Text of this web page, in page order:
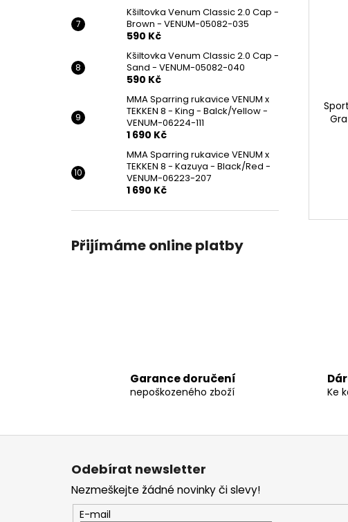
Kšiltovka Venum Classic 2.0 Cap -
Brown - VENUM-05082-035
590 Kč
Kšiltovka Venum Classic 2.0 Cap -
Sand - VENUM-05082-040
590 Kč
MMA Sparring rukavice VENUM x
TEKKEN 8 - King - Balck/Yellow -
VENUM-06224-111
1 690 Kč
MMA Sparring rukavice VENUM x
TEKKEN 8 - Kazuya - Black/Red -
VENUM-06223-207
1 690 Kč
Přijímáme online platby
Garance doručení
nepoškozeného zboží Ke
Z
Odebírat newsletter
Nezmeškejte žádné novinky či slevy!
E-mail